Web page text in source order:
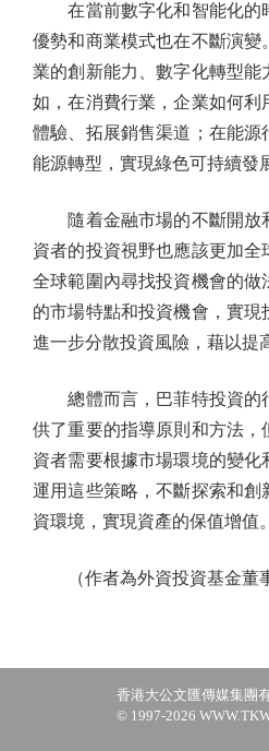
在當前數字化和智能化的
優勢和商業模式也在不斷演變
業的創新能力、數字化轉型能
如，在消費行業，企業如何
體驗、拓展銷售渠道；在能
能源轉型，實現綠色可持續發
隨着金融市場的不斷開放
資者的投資視野也應該更加全
全球範圍內尋找投資機會的做
的市場特點和投資機會，實現
進一步分散投資風險，藉以提
總體而言，巴菲特投資的
供了重要的指導原則和方法，
資者需要根據市場環境的變
運用這些策略，不斷探索和創
資環境，實現資產的保值增值。
（作者為外資投資基金董事
香港大公文匯傳媒集團
© 1997-2026